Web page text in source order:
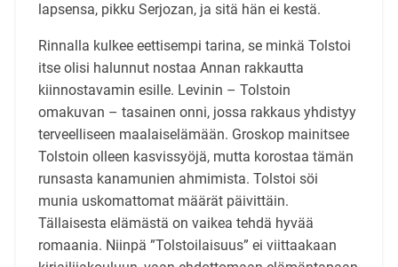
lapsensa, pikku Serjozan, ja sitä hän ei kestä.
Rinnalla kulkee eettisempi tarina, se minkä Tolstoi
itse olisi halunnut nostaa Annan rakkautta
kiinnostavamin esille. Levinin – Tolstoin
omakuvan – tasainen onni, jossa rakkaus yhdistyy
terveelliseen maalaiselämään. Groskop mainitsee
Tolstoin olleen kasvissyöjä, mutta korostaa tämän
runsasta kanamunien ahmimista. Tolstoi söi
munia uskomattomat määrät päivittäin.
Tällaisesta elämästä on vaikea tehdä hyvää
romaania. Niinpä ”Tolstoilaisuus” ei viittaakaan